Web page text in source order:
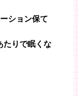
ション保て
たりで眠くな